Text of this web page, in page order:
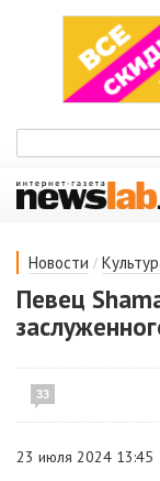
Новости /
Певец
33
23 июля 2024 13:45